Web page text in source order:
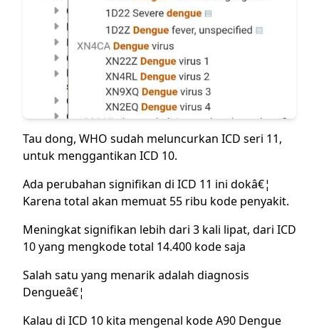
Tau dong, WHO sudah meluncurkan ICD seri 11,
untuk menggantikan ICD 10.
Ada perubahan signifikan di ICD 11 ini dokâ€¦
Karena total akan memuat 55 ribu kode penyakit.
Meningkat signifikan lebih dari 3 kali lipat, dari ICD
10 yang mengkode total 14.400 kode saja
Salah satu yang menarik adalah diagnosis
Dengueâ€¦
Kalau di ICD 10 kita mengenal kode A90 Dengue